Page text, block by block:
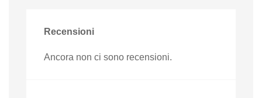
Recensioni
Ancora non ci sono recensioni.